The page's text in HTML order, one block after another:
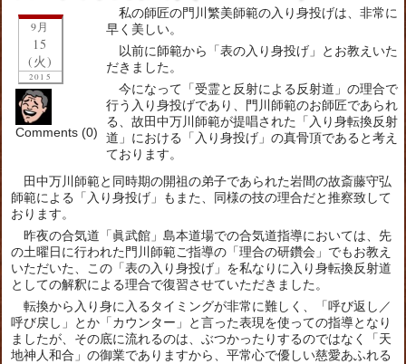
9月
15
(火)
2015
Comments (0)
私の師匠の門川繁美師範の入り身投げは、非常に
早く美しい。
以前に師範から「表の入り身投げ」とお教えいた
だきました。
今になって「受霊と反射による反射道」の理合で
行う入り身投げであり、門川師範のお師匠であられ
る、故田中万川師範が提唱された「入り身転換反射
道」における「入り身投げ」の真骨頂であると考え
ております。
田中万川師範と同時期の開祖の弟子であられた岩間の故斎藤守弘
師範による「入り身投げ」もまた、同様の技の理合だと推察致して
おります。
昨夜の合気道「眞武館」島本道場での合気道指導においては、先
の土曜日に行われた門川師範ご指導の「理合の研鑽会」でもお教え
いただいた、この「表の入り身投げ」を私なりに入り身転換反射道
としての解釈による理合で復習させていただきました。
転換から入り身に入るタイミングが非常に難しく、「呼び返し／
呼び戻し」とか「カウンター」と言った表現を使っての指導となり
ましたが、その底に流れるのは、ぶつかったりするのではなく「天
地神人和合」の御業でありますから、平常心で優しい慈愛あふれる